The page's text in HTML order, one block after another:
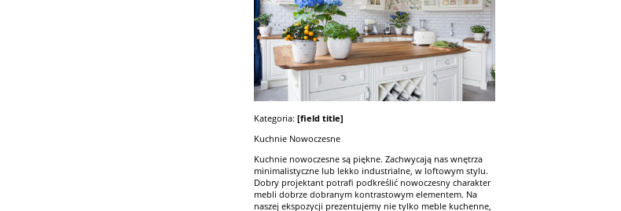
Kategoria: [field title]
Kuchnie Nowoczesne
Kuchnie nowoczesne są piękne. Zachwycają nas wnętrza
minimalistyczne lub lekko industrialne, w loftowym stylu.
Dobry projektant potrafi podkreślić nowoczesny charakter
mebli dobrze dobranym kontrastowym elementem. Na
naszej ekspozycji prezentujemy nie tylko meble kuchenne,